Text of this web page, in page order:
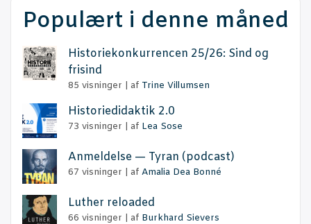
Populært i denne måned
Histo­rie­kon­kur­ren­cen 25/26: Sind og
frisind
85 visninger af Trine Villumsen
Histo­ri­e­di­dak­tik 2.0
73 visninger af Lea Sose
Anmel­del­se — Tyran (podcast)
67 visninger af Amalia Dea Bonné
Lut­her reloaded
66 visninger af Burkhard Sievers